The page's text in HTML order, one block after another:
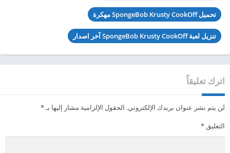
تحميل SpongeBob Krusty CookOff مهكرة
تنزيل لعبة SpongeBob Krusty CookOff آخر اصدار
اترك تعليقاً
لن يتم نشر عنوان بريدك الإلكتروني. الحقول الإلزامية مشار إليها بـ*
التعليق*